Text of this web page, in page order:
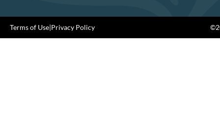
Terms of Use|Privacy Policy